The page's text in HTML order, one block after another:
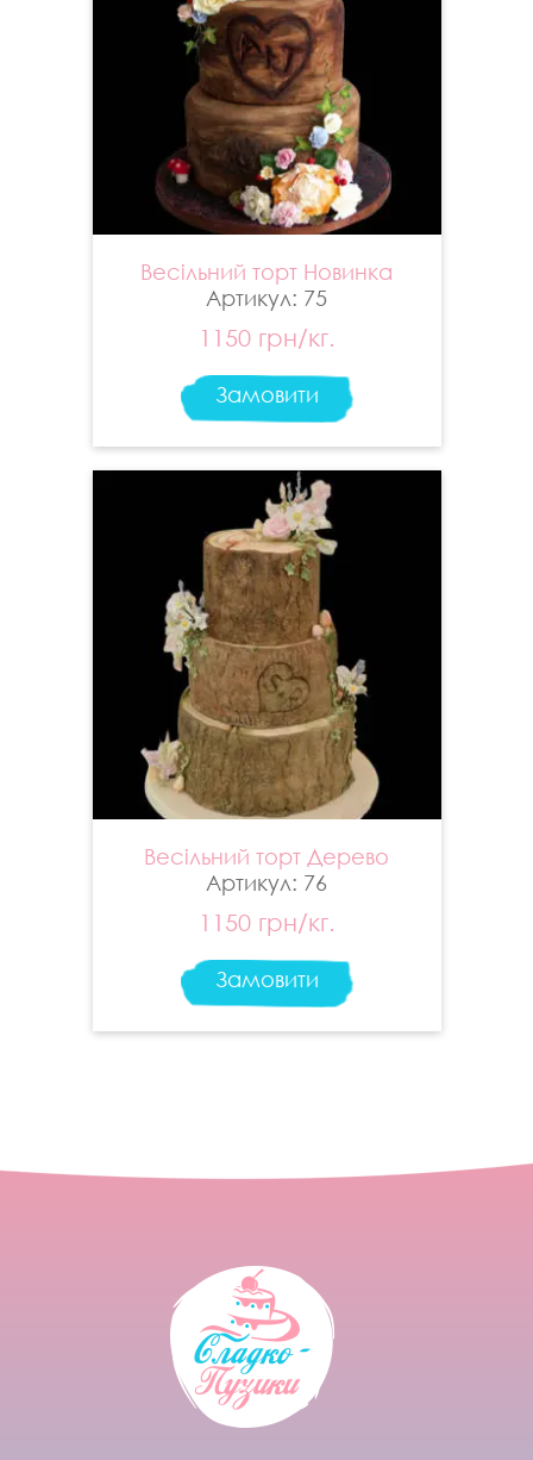
Весільний торт Новинка
Артикул: 75
1150 грн/кг.
Замовити
Весільний торт Дерево
Артикул: 76
1150 грн/кг.
Замовити